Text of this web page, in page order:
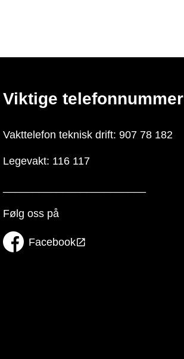
Viktige telefonnummer
Vakttelefon teknisk drift: 907 78 182
Legevakt: 116 117
Følg oss på
Facebook